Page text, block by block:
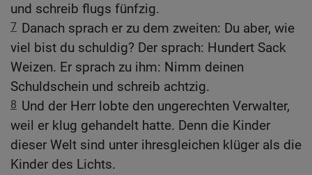
und schreib flugs fünfzig.
7 Danach sprach er zu dem zweiten: Du aber, wie
viel bist du schuldig? Der sprach: Hundert Sack
Weizen. Er sprach zu ihm: Nimm deinen
Schuldschein und schreib achtzig.
8 Und der Herr lobte den ungerechten Verwalter,
weil er klug gehandelt hatte. Denn die Kinder
dieser Welt sind unter ihresgleichen klüger als die
Kinder des Lichts.